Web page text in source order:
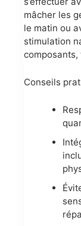
mâcher les
le matin ou
stimulation
Conseils